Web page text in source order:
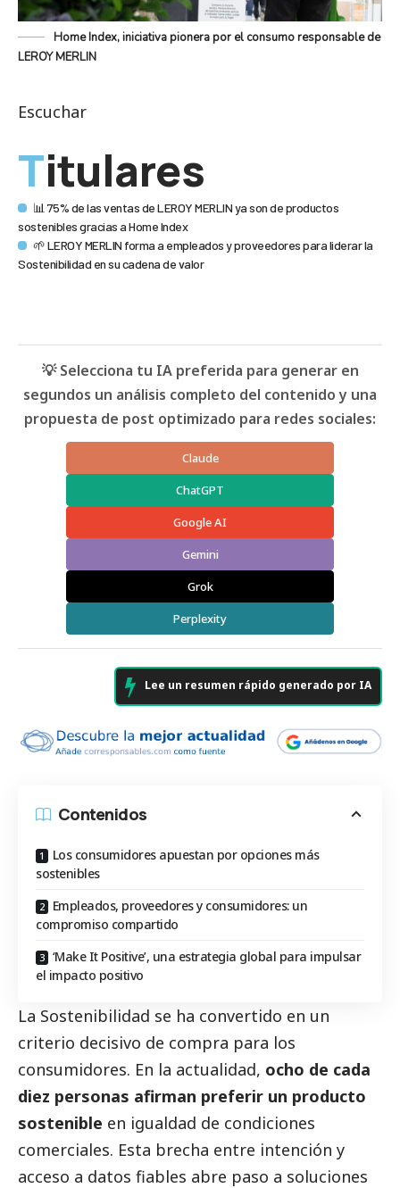
Home Index, iniciativa pionera por el consumo responsable de
LEROY MERLIN
Escuchar
Titulares
📊 75% de las ventas de LEROY MERLIN ya son de productos
sostenibles gracias a Home Index
🌱 LEROY MERLIN forma a empleados y proveedores para liderar la
Sostenibilidad en su cadena de valor
💡 Selecciona tu IA preferida para generar en
segundos un análisis completo del contenido y una
propuesta de post optimizado para redes sociales:
Claude
ChatGPT
Google AI
Gemini
Grok
Perplexity
Lee un resumen rápido generado por IA
Contenidos
Los consumidores apuestan por opciones más
sostenibles
Empleados, proveedores y consumidores: un
compromiso compartido
‘Make It Positive’, una estrategia global para impulsar
el impacto positivo
La Sostenibilidad se ha convertido en un
criterio decisivo de compra para los
consumidores. En la actualidad, ocho de cada
diez personas afirman preferir un producto
sostenible en igualdad de condiciones
comerciales. Esta brecha entre intención y
acceso a datos fiables abre paso a soluciones